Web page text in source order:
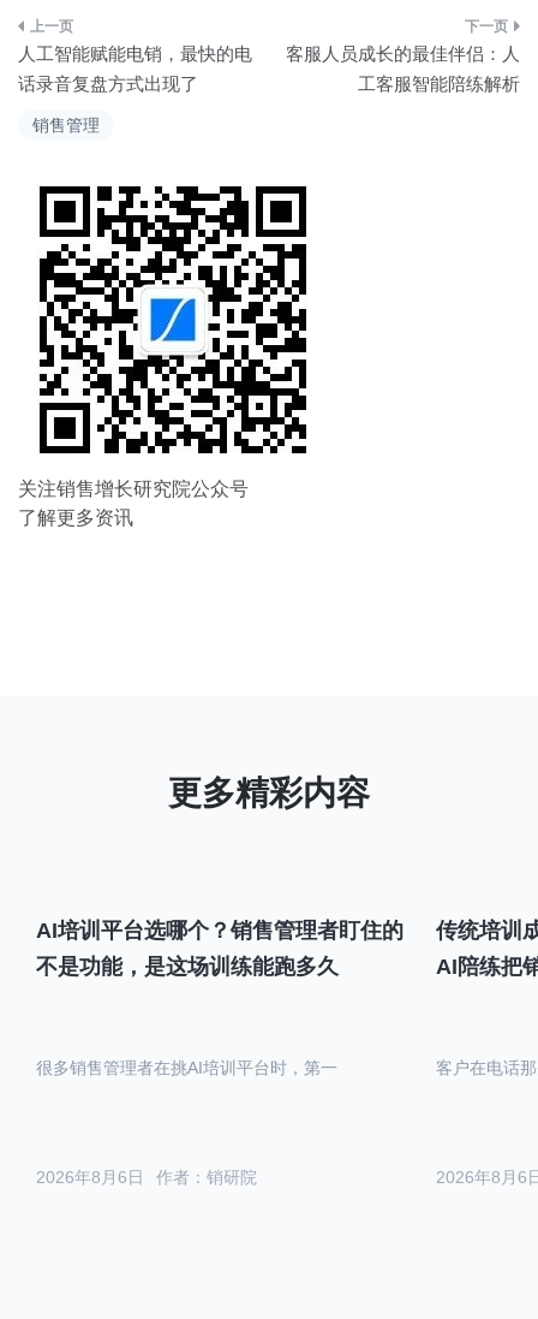
销售管理
文
章
导
航
人工智能赋能电销，最快的电
话录音复盘方式出现了
客服人员成长的最佳伴侣：人
工客服智能陪练解析
关注销售增长研究院公众号
了解更多资讯
AI培训平台选哪个？销售管理者盯住的
不是功能，是这场训练能跑多久
作者：销研院
2026年8月6日
很多销售管理者在挑AI培训平台时，第一
传统培训
AI陪练把
2026年8月6
客户在电话